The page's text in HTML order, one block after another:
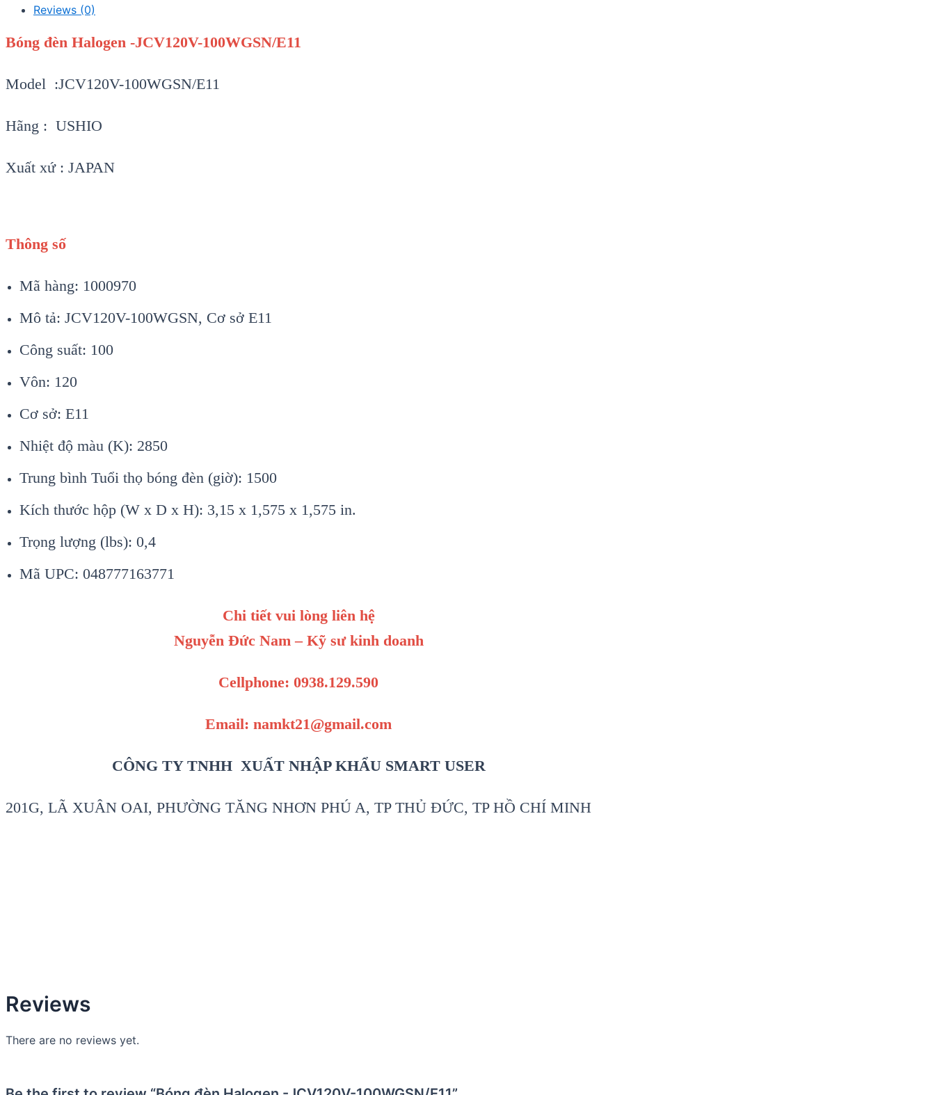
Reviews (0)
Bóng đèn Halogen -JCV120V-100WGSN/E11
Model :JCV120V-100WGSN/E11
Hãng : USHIO
Xuất xứ : JAPAN
Thông số
Mã hàng: 1000970
Mô tả: JCV120V-100WGSN, Cơ sở E11
Công suất: 100
Vôn: 120
Cơ sở: E11
Nhiệt độ màu (K): 2850
Trung bình Tuổi thọ bóng đèn (giờ): 1500
Kích thước hộp (W x D x H): 3,15 x 1,575 x 1,575 in.
Trọng lượng (lbs): 0,4
Mã UPC: 048777163771
Chi tiết vui lòng liên hệ
Nguyễn Đức Nam – Kỹ sư kinh doanh
Cellphone: 0938.129.590
Email: namkt21@gmail.com
CÔNG TY TNHH XUẤT NHẬP KHẨU SMART USER
201G, LÃ XUÂN OAI, PHƯỜNG TĂNG NHƠN PHÚ A, TP THỦ ĐỨC, TP HỒ CHÍ MINH
Reviews
There are no reviews yet.